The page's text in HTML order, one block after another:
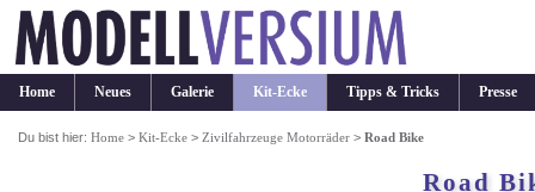
Home Neues Galerie Kit-Ecke Tipps & Tricks Presse
Du bist hier:Home >Kit-Ecke > Zivilfahrzeuge Motorräder >Road Bike
Road